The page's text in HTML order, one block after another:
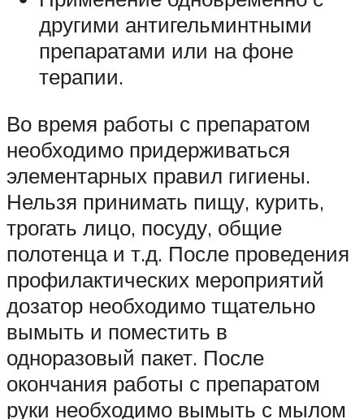
другими антигельминтными
препаратами или на фоне
терапии.
Во время работы с препаратом
необходимо придерживаться
элементарных правил гигиены.
Нельзя принимать пищу, курить,
трогать лицо, посуду, общие
полотенца и т.д. После проведения
профилактических мероприятий
дозатор необходимо тщательно
вымыть и поместить в
одноразовый пакет. После
окончания работы с препаратом
руки необходимо вымыть с мылом